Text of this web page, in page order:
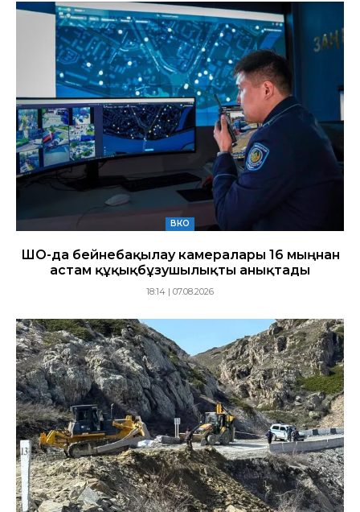
ВКО
ШҚО-да бейнебақылау камералары 16 мыңнан
астам құқықбұзушылықты анықтады
18:14 | 07.08.2026